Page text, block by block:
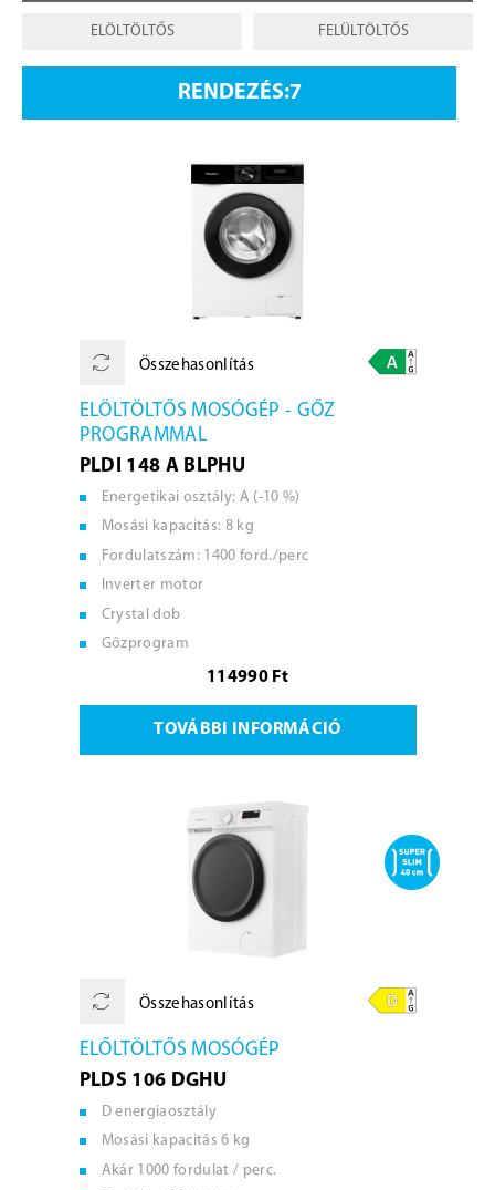
ELÖLTÖLTŐS FELÜLTÖLTŐS
RENDEZÉS:
Összehasonlítás
ELÖLTÖLTŐS MOSÓGÉP - GŐZ
PROGRAMMAL
PLDI 148 A BLPHU
Energetikai osztály: A (-10 %)
Mosási kapacitás: 8 kg
Fordulatszám: 1400 ford./perc
Inverter motor
Crystal dob
Gőzprogram
114990 Ft
TOVÁBBI INFORMÁCIÓ
Összehasonlítás
ELŐLTÖLTŐS MOSÓGÉP
PLDS 106 DGHU
D energiaosztály
Mosási kapacitás 6 kg
Akár 1000 fordulat / perc.